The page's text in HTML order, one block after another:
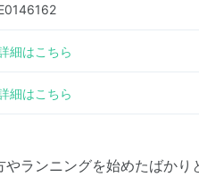
細はこちら
細はこちら
ランニングを始めたばかり